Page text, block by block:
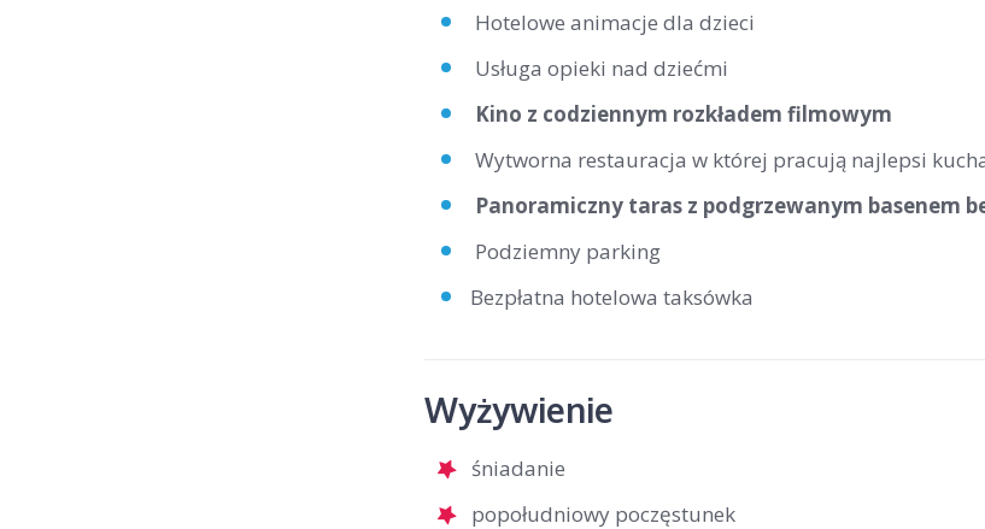
Hotelowe animacje dla dzieci
Usługa opieki nad dziećmi
Kino z codziennym rozkładem filmowym
Wytworna restauracja w której pracują najlepsi
Panoramiczny taras z podgrzewanym basenem
Podziemny parking
Bezpłatna hotelowa taksówka
Wyżywienie
śniadanie
popołudniowy poczęstunek